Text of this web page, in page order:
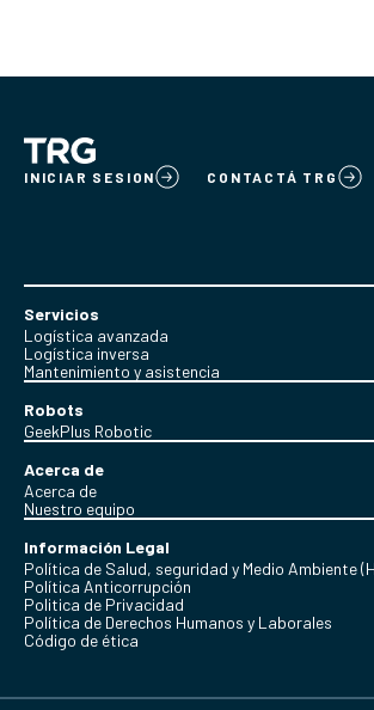
INICIAR SESION CONTACTÁ TRG
Servicios
Logística avanzada
Logística inversa
Mantenimiento y asistencia
Robots
GeekPlus Robotic
Acerca de
Acerca de
Nuestro equipo
Información Legal
Política de Salud, seguridad y Medio Ambiente
Política Anticorrupción
Politica de Privacidad
Política de Derechos Humanos y Laborales
Código de ética